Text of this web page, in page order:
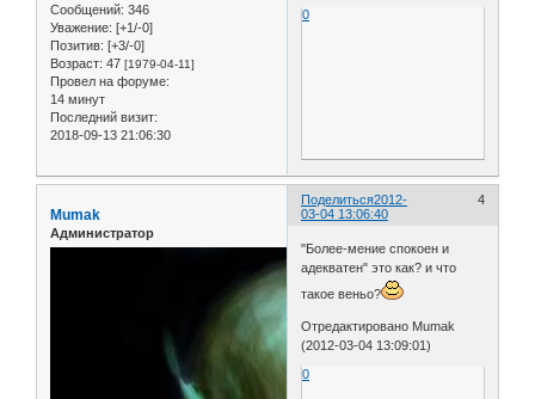
Сообщений: 346
Уважение: [+1/-0]
Позитив: [+3/-0]
Возраст: 47 [1979-04-11]
Провел на форуме:
14 минут
Последний визит:
2018-09-13 21:06:30
0
Поделиться 4
2012-
03-04 13:06:40
Mumak
Администратор
"Более-мение спокоен и
адекватен" это как? и что
такое веньо?
Отредактировано Mumak
(2012-03-04 13:09:01)
0